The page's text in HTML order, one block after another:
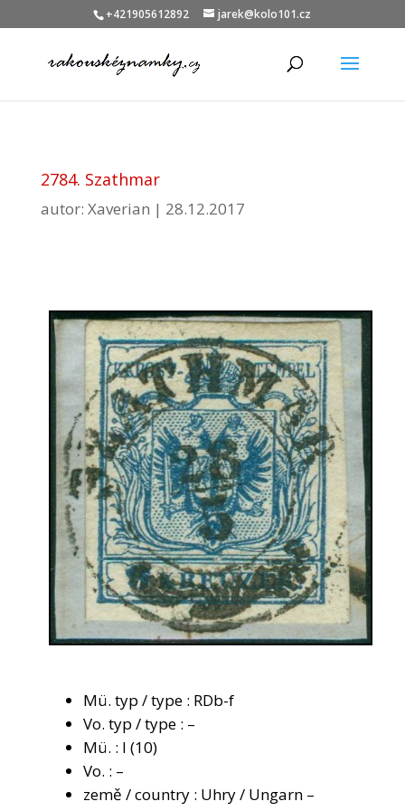
+421905612892 jarek@kolo101.cz
2784. Szathmar
autor: Xaverian | 28.12.2017
Mü. typ / type : RDb-f
Vo. typ / type : –
Mü. : I (10)
Vo. : –
země / country : Uhry / Ungarn –